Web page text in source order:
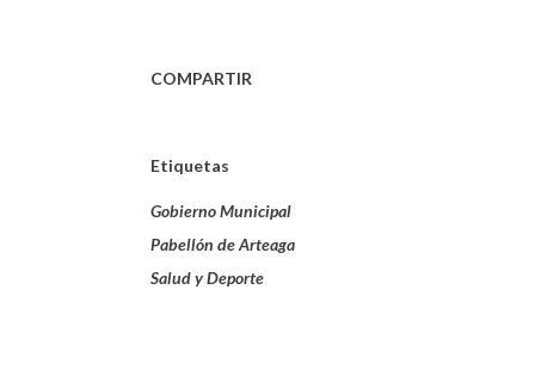
COMPARTIR
Etiquetas
Gobierno Municipal
Pabellón de Arteaga
Salud y Deporte